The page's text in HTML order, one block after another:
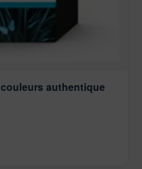
authentique